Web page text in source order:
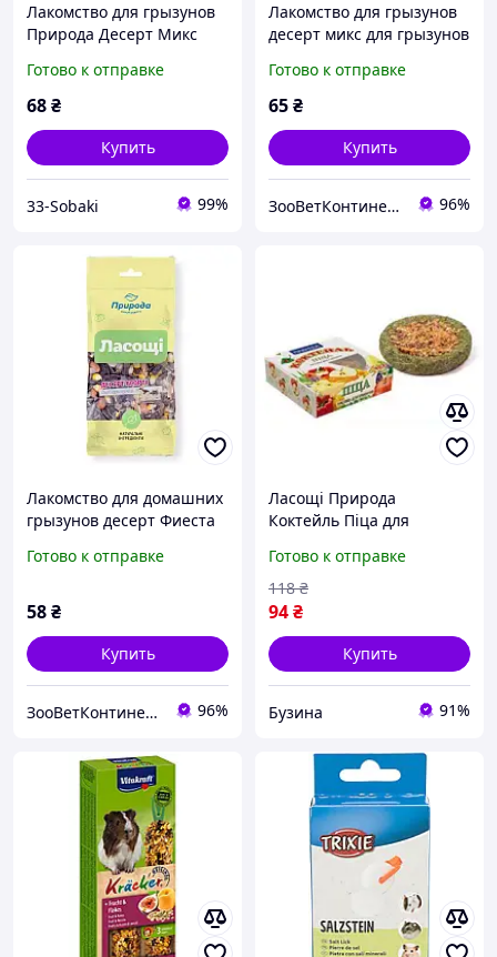
Лакомство для грызунов
Природа Десерт Микс
Готово к отправке
68₴
Купить
33-Sobaki 99%
Лакомство для грызунов
десерт микс для грызунов
40 г
Готово к отправке
65₴
Купить
ЗооВетКонтинент 96%
Лакомство для домашних
грызунов десерт Фиеста
Готово к отправке
58₴
Купить
ЗооВетКонтинент 96%
Ласощі Природа
Коктейль Піца для
Готово к отправке
94₴
118 ₴
Купить
Бузина 91%